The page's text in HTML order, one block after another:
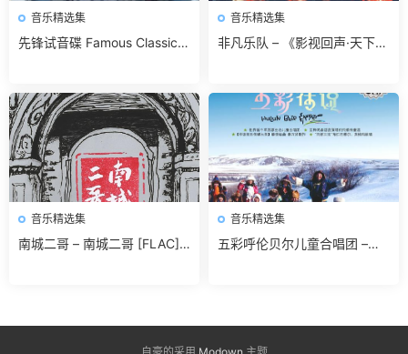
音乐精选集
先锋试音碟 Famous Classical
音乐精选集
非凡乐队 – 《影视回声·天下无
音乐精选集
南城二哥 – 南城二哥 [FLAC]
音乐精选集
五彩呼伦贝尔儿童合唱团 –